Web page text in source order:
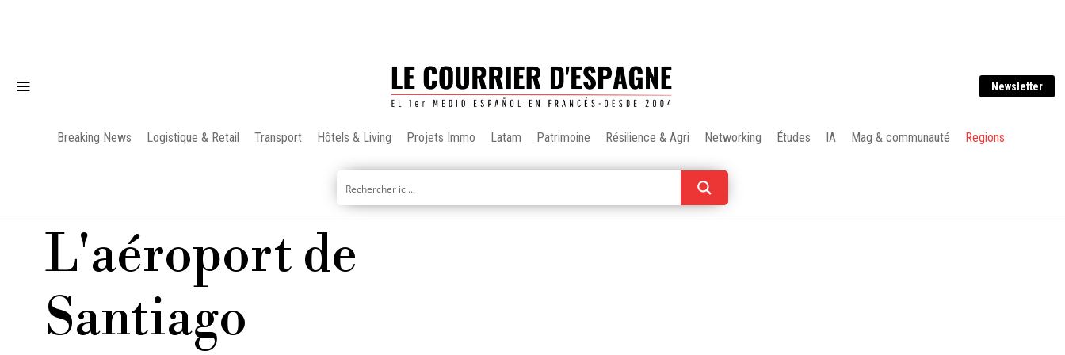
Newsletter
Breaking News Logistique & Retail Transport Hôtels & Living Projets Immo Latam Patrimoine Résilience & Agri Networking Études IA Mag & communauté Regions
L'aéroport de
Santiago